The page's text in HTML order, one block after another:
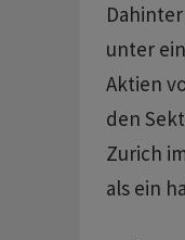
unter
Aktien
den
Zurich
als ein